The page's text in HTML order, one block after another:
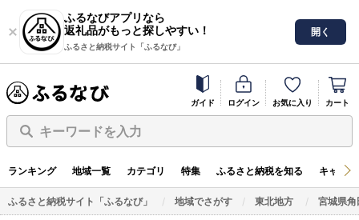
ふるなびアプリなら
返礼品がもっと探しやすい！
ふるさと納税サイト「ふるなび」
開く
ガイド ログイン お気に入り カート
キーワードを入力
ランキング 地域一覧 カテゴリ 特集 ふるさと納税を知る キャン
ふるさと納税サイト「ふるなび」 地域でさがす 東北地方 宮城県角